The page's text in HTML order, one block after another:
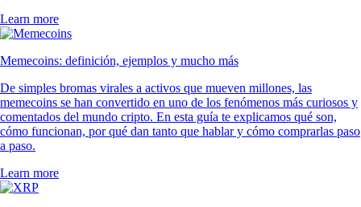
Learn more
Memecoins: definición, ejemplos y mucho más
De simples bromas virales a activos que mueven millones, las
memecoins se han convertido en uno de los fenómenos más curiosos y
comentados del mundo cripto. En esta guía te explicamos qué son,
cómo funcionan, por qué dan tanto que hablar y cómo comprarlas paso
a paso.
Learn more